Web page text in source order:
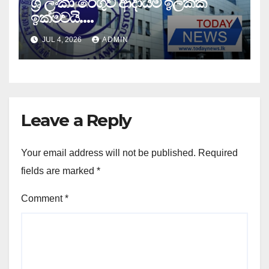
ඉක්මවයි….
JUL 4, 2026 ADMIN
Leave a Reply
Your email address will not be published. Required
fields are marked *
Comment*